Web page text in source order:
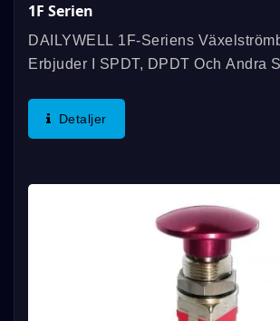
1F Serien
DAILYWELL 1F-Seriens
Erbjuder I SPDT, DPDT Och Andra
3A/250VAC; 3A/30VDC, Och
Standard Och Mekanisk Hållbarhet...
Detaljer